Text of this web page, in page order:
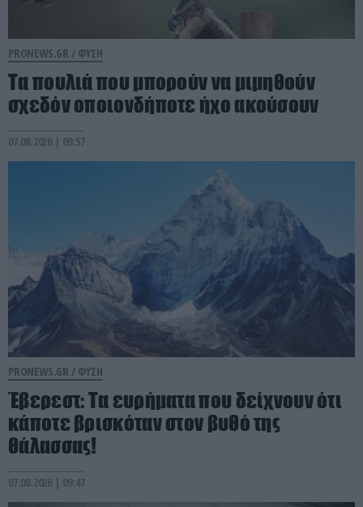
PRONEWS.GR / ΦΥΣΗ
Τα πουλιά που μπορούν να μιμηθούν
σχεδόν οποιονδήποτε ήχο ακούσουν
07.08.2026 | 09:57
PRONEWS.GR / ΦΥΣΗ
Έβερεστ: Τα ευρήματα που δείχνουν ότι
κάποτε βρισκόταν στον βυθό της
θάλασσας!
07.08.2026 | 09:47